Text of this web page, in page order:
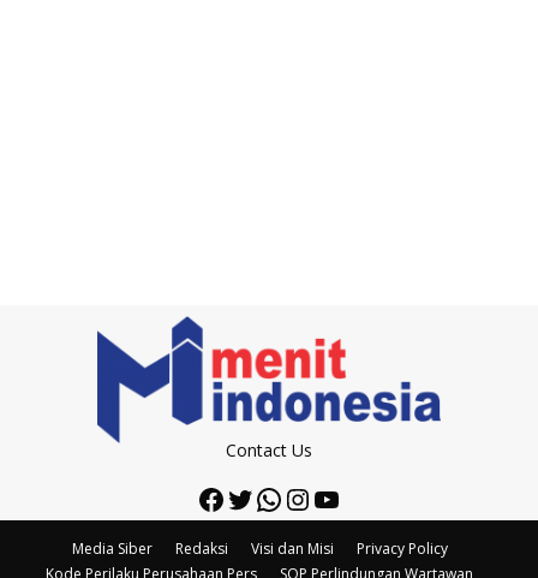
Contact Us
Facebook
Twitter
WhatsApp
Instagram
YouTube
Media Siber Redaksi Visi dan Misi
Privacy Policy